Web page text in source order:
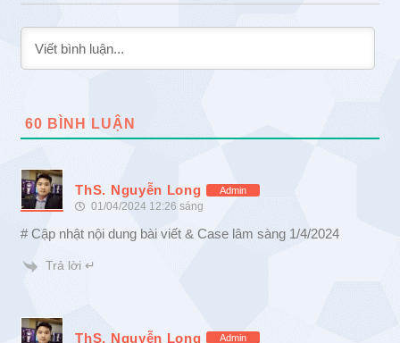
60 BÌNH LUẬN
ThS. Nguyễn Long Admin
01/04/2024 12:26 sáng
# Cập nhật nội dung bài viết & Case lâm sàng 1/4/2024
Trả lời ↵
ThS. Nguyễn Long Admin